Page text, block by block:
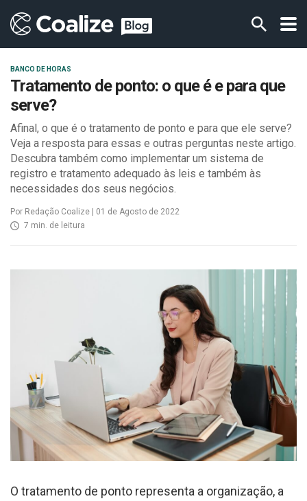
BANCO DE HORAS
Tratamento de ponto: o que é e para que
serve?
Afinal, o que é o tratamento de ponto e para que ele serve?
Veja a resposta para essas e outras perguntas neste artigo.
Descubra também como implementar um sistema de
registro e tratamento adequado às leis e também às
necessidades dos seus negócios.
Por Redação Coalize | 01 de Agosto de 2022
7 min. de leitura
O tratamento de ponto representa a organização, a